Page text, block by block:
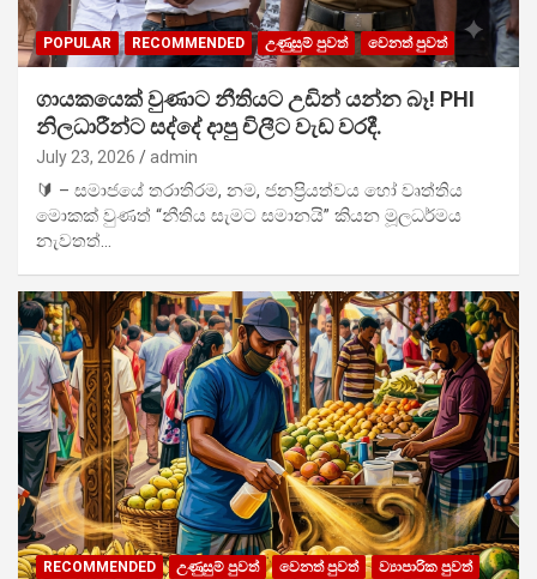
POPULAR RECOMMENDED උණුසුම් පුවත් වෙනත් පුවත්
ගායකයෙක් වුණාට නීතියට උඩින් යන්න බෑ! PHI
නිලධාරීන්ට සද්දේ දාපු චිලීට වැඩ වරදී.
July 23, 2026 admin
🔰 – සමාජයේ තරාතිරම, නම, ජනප්‍රියත්වය හෝ වෘත්තිය
මොකක් වුණත් “නීතිය සැමට සමානයි” කියන මූලධර්මය
නැවතත්…
RECOMMENDED උණුසුම් පුවත් වෙනත් පුවත් ව්‍යාපාරික පුවත්